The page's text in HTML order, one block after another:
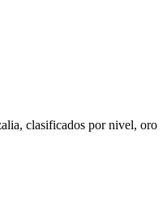
clasificados por nivel, oro